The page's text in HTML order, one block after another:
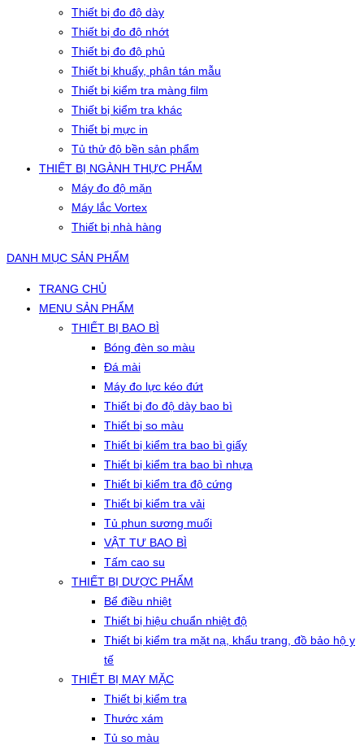
Thiết bị đo độ dày
Thiết bị đo độ nhớt
Thiết bị đo độ phủ
Thiết bị khuấy, phân tán mẫu
Thiết bị kiểm tra màng film
Thiết bị kiểm tra khác
Thiết bị mực in
Tủ thử độ bền sản phẩm
THIẾT BỊ NGÀNH THỰC PHẨM
Máy đo độ mặn
Máy lắc Vortex
Thiết bị nhà hàng
DANH MỤC SẢN PHẨM
TRANG CHỦ
MENU SẢN PHẨM
THIẾT BỊ BAO BÌ
Bóng đèn so màu
Đá mài
Máy đo lực kéo đứt
Thiết bị đo độ dày bao bì
Thiết bị so màu
Thiết bị kiểm tra bao bì giấy
Thiết bị kiểm tra bao bì nhựa
Thiết bị kiểm tra độ cứng
Thiết bị kiểm tra vải
Tủ phun sương muối
VẬT TƯ BAO BÌ
Tấm cao su
THIẾT BỊ DƯỢC PHẨM
Bể điều nhiệt
Thiết bị hiệu chuẩn nhiệt độ
Thiết bị kiểm tra mặt nạ, khẩu trang, đồ bảo hộ y
tế
THIẾT BỊ MAY MẶC
Thiết bị kiểm tra
Thước xám
Tủ so màu